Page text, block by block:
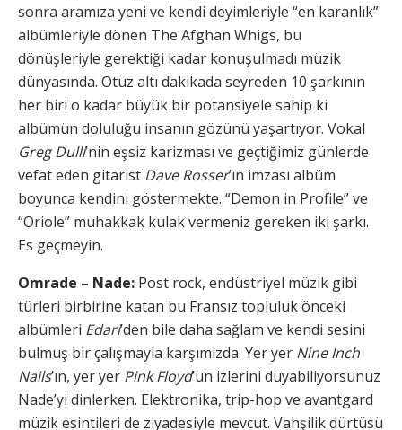
sonra aramıza yeni ve kendi deyimleriyle “en karanlık”
albümleriyle dönen The Afghan Whigs, bu
dönüşleriyle gerektiği kadar konuşulmadı müzik
dünyasında. Otuz altı dakikada seyreden 10 şarkının
her biri o kadar büyük bir potansiyele sahip ki
albümün doluluğu insanın gözünü yaşartıyor. Vokal
Greg Dulli’nin eşsiz karizması ve geçtiğimiz günlerde
vefat eden gitarist Dave Rosser’ın imzası albüm
boyunca kendini göstermekte. “Demon in Profile” ve
“Oriole” muhakkak kulak vermeniz gereken iki şarkı.
Es geçmeyin.
Omrade – Nade: Post rock, endüstriyel müzik gibi
türleri birbirine katan bu Fransız topluluk önceki
albümleri Edari’den bile daha sağlam ve kendi sesini
bulmuş bir çalışmayla karşımızda. Yer yer Nine Inch
Nails’ın, yer yer Pink Floyd’un izlerini duyabiliyorsunuz
Nade’yi dinlerken. Elektronika, trip-hop ve avantgard
müzik esintileri de ziyadesiyle mevcut. Vahşilik dürtüsü